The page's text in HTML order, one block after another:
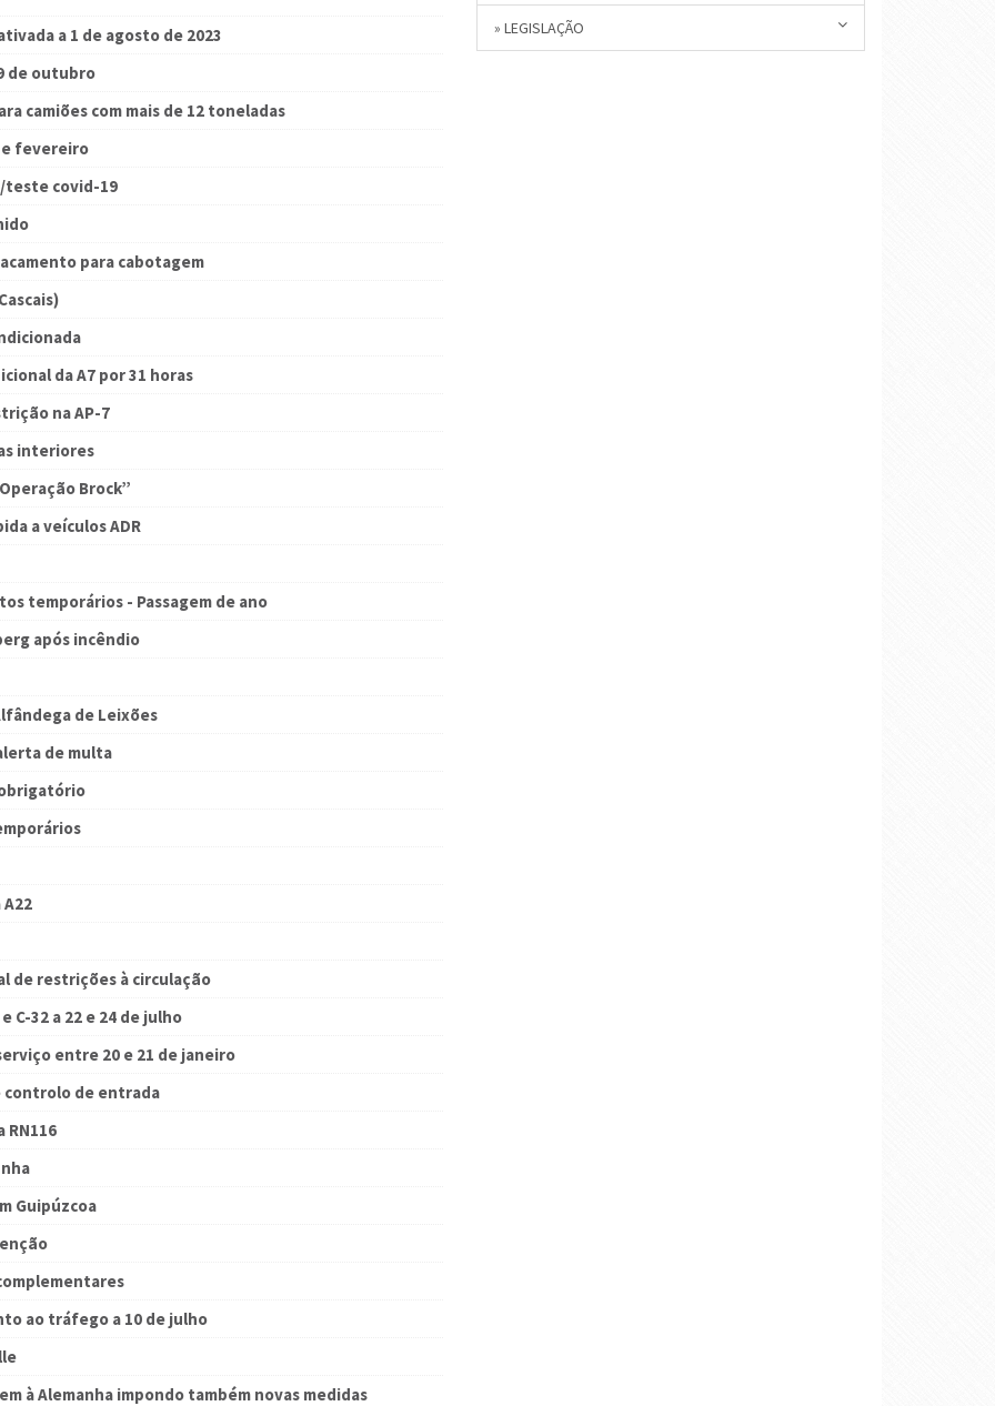
a 1 de agosto de 2023
de outubro
camiões com mais de 12 toneladas
fevereiro
teste covid-19
para cabotagem
da A7 por 31 horas
na AP-7
interiores
Brock”
a veículos ADR
temporários - Passagem de ano
após incêndio
de Leixões
de multa
de restrições à circulação
C-32 a 22 e 24 de julho
entre 20 e 21 de janeiro
controlo de entrada
RN116
Guipúzcoa
ao tráfego a 10 de julho
à Alemanha impondo também novas medidas
» LEGISLAÇÃO